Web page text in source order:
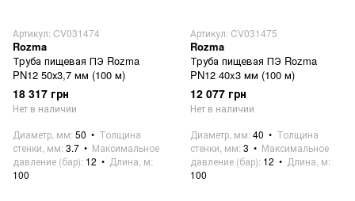
Артикул: CV031474
Rozma
Труба пищевая ПЭ Rozma
PN12 50х3,7 мм (100 м)
18 317 грн
Нет в наличии
Диаметр, мм 50
Толщина
стенки, мм 3.7
Максимальное
давление (бар) 12
Длина, м
100
Артикул: CV031475
Rozma
Труба пищевая ПЭ Rozma
PN12 40x3 мм (100 м)
12 077 грн
Нет в наличии
Диаметр, мм 40
Толщина
стенки, мм 3
Максимальное
давление (бар) 12
Длина, м
100